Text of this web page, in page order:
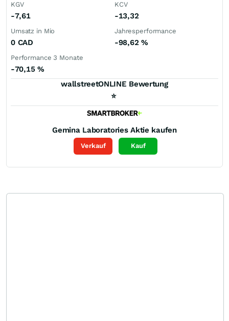
KGV
-7,61
KCV
-13,32
Umsatz in Mio
0 CAD
Jahresperformance
-98,62 %
Performance 3 Monate
-70,15 %
wallstreetONLINE Bewertung
⭐
Gemina Laboratories Aktie kaufen
Verkauf Kauf